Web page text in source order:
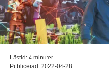
Lästid: 4 minuter
Publicerad: 2022-04-28